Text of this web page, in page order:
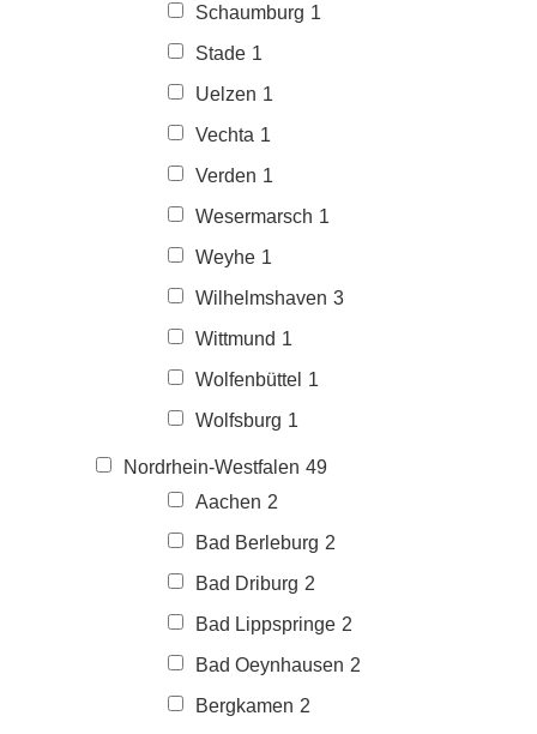
Schaumburg 1
Stade 1
Uelzen 1
Vechta 1
Verden 1
Wesermarsch 1
Weyhe 1
Wilhelmshaven 3
Wittmund 1
Wolfenbüttel 1
Wolfsburg 1
Nordrhein-Westfalen 49
Aachen 2
Bad Berleburg 2
Bad Driburg 2
Bad Lippspringe 2
Bad Oeynhausen 2
Bergkamen 2